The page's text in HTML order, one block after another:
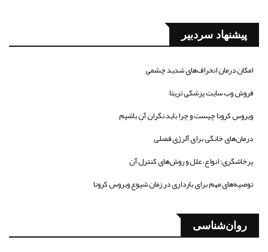
پیشنهاد سردبیر
امکان درمان انحراف‌های شدید چشمی
فروش وب سایت پزشکی تریتا
ویروس کرونا چیست و چرا باید نگران آن باشیم
درمان‌های خانگی برای آلرژی فصلی
پرخاشگری؛ انواع، علل و روش‌های کنترل آن
توصیه‌های مهم برای بارداری در زمان شیوع ویروس کرونا
روان‌شناسی